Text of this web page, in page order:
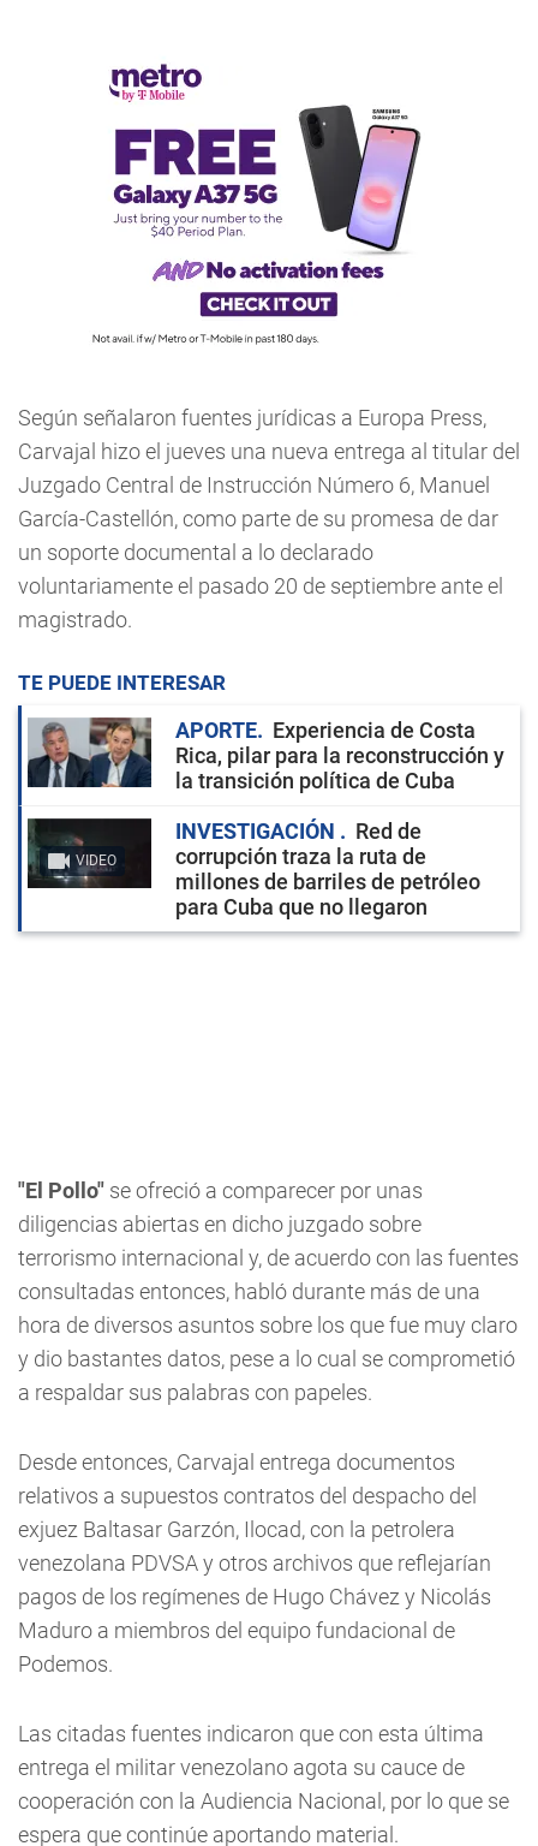
Según señalaron fuentes jurídicas a Europa Press,
Carvajal hizo el jueves una nueva entrega al titular del
Juzgado Central de Instrucción Número 6, Manuel
García-Castellón, como parte de su promesa de dar
un soporte documental a lo declarado
voluntariamente el pasado 20 de septiembre ante el
magistrado.
TE PUEDE INTERESAR
APORTE
Experiencia de Costa
Rica, pilar para la reconstrucción y
la transición política de Cuba
VIDEO
INVESTIGACIÓN
Red de
corrupción traza la ruta de
millones de barriles de petróleo
para Cuba que no llegaron
"El Pollo" se ofreció a comparecer por unas
diligencias abiertas en dicho juzgado sobre
terrorismo internacional y, de acuerdo con las fuentes
consultadas entonces, habló durante más de una
hora de diversos asuntos sobre los que fue muy claro
y dio bastantes datos, pese a lo cual se comprometió
a respaldar sus palabras con papeles.
Desde entonces, Carvajal entrega documentos
relativos a supuestos contratos del despacho del
exjuez Baltasar Garzón, Ilocad, con la petrolera
venezolana PDVSA y otros archivos que reflejarían
pagos de los regímenes de Hugo Chávez y Nicolás
Maduro a miembros del equipo fundacional de
Podemos.
Las citadas fuentes indicaron que con esta última
entrega el militar venezolano agota su cauce de
cooperación con la Audiencia Nacional, por lo que se
espera que continúe aportando material.